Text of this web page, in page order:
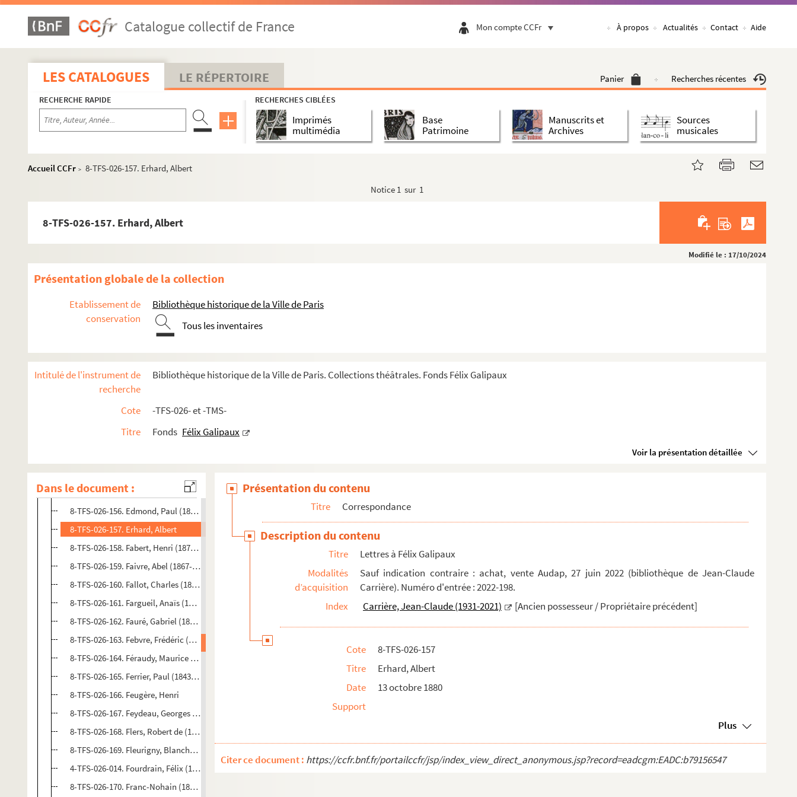
Catalogue collectif de France Mon compte CCFr À propos Actualités Contact Aide
LES CATALOGUES LE RÉPERTOIRE Panier Recherches récentes
RECHERCHE RAPIDE RECHERCHES CIBLÉES
Imprimés
multimédia
Base
Patrimoine
Manuscrits et
Archives
Sources
musicales
Accueil CCFr > 8-TFS-026-157. Erhard, Albert
Notice 1 sur 1
8-TFS-026-157. Erhard, Albert
Modifié le : 17/10/2024
Présentation globale de la collection
Etablissement de
conservation
Bibliothèque historique de la Ville de Paris
Tous les inventaires
Intitulé de l'instrument de
recherche
Bibliothèque historique de la Ville de Paris. Collections théâtrales. Fonds Félix Galipaux
Cote
-TFS-026- et -TMS-
Titre
Fonds Félix Galipaux
Voir la présentation détaillée
Dans le document :
8-TFS-026-133. Descaves, Lucien (1861-1949)
8-TFS-026-134. Desclauzas, Marie (1841-1912)
8-TFS-026-135. Desplanche, Alice
8-TFS-026-136. Desvallières, Maurice (1857-1926)
8-TFS-026-137. Deval, Marguerite (1868-1955)
8-TFS-026-138. Devaux, Léo
8-TFS-026-142. Donnay, Maurice
8-TFS-026-145. Dreyfus, Abraham (1847-1926)
8-TFS-026-147. Dubucquoy
8-TFS-026-148. Dumény, Camille (1854-1920)
8-TFS-026-150. Duplay, Louis,
8-TFS-026-151. Dupont-Vernon, Henri (1844-1897)
8-TFS-026-154. Dutaut, D.
4-TFS-026-013. Duvivier, Paul(1869-1956)
8-TFS-026-155. Dux, Emilienne (1874-1950)
8-TFS-026-156. Edmond, Paul (18..-19..)
8-TFS-026-157. Erhard, Albert
8-TFS-026-158. Fabert, Henri (1879-1941)
8-TFS-026-159. Faivre, Abel (1867-1945)
8-TFS-026-160. Fallot, Charles (1874-1939)
8-TFS-026-161. Fargueil, Anaïs (1819-1896)
8-TFS-026-162. Fauré, Gabriel (1845-1924)
8-TFS-026-163. Febvre, Frédéric (1833-1916)
8-TFS-026-164. Féraudy, Maurice de (1859-1932)
8-TFS-026-165. Ferrier, Paul (1843-1920)
8-TFS-026-166. Feugère, Henri
8-TFS-026-167. Feydeau, Georges (1862-1921)
8-TFS-026-168. Flers, Robert de (1872-1927)
8-TFS-026-169. Fleurigny, Blanche de
4-TFS-026-014. Fourdrain, Félix (1880-1923)
8-TFS-026-170. Franc-Nohain (1873-1934)
Présentation du contenu
Titre Correspondance
Description du contenu
Titre
Lettres à Félix Galipaux
Modalités
d’acquisition
Sauf indication contraire : achat, vente Audap, 27 juin 2022 (bibliothèque de Jean-Claude
Carrière). Numéro d'entrée : 2022-198.
Index
Carrière, Jean-Claude (1931-2021) [Ancien possesseur / Propriétaire précédent]
Cote
8-TFS-026-157
Titre
Erhard, Albert
Date
13 octobre 1880
Support
Plus
Citer ce document : https://ccfr.bnf.fr/portailccfr/jsp/index_view_direct_anonymous.jsp?record=eadcgm:EADC:b79156547